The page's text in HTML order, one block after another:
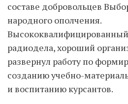
составе добровольцев
народного ополчения.
радиодела, хороший
развернул работу по
созданию учебно-
и воспитанию курсантов.